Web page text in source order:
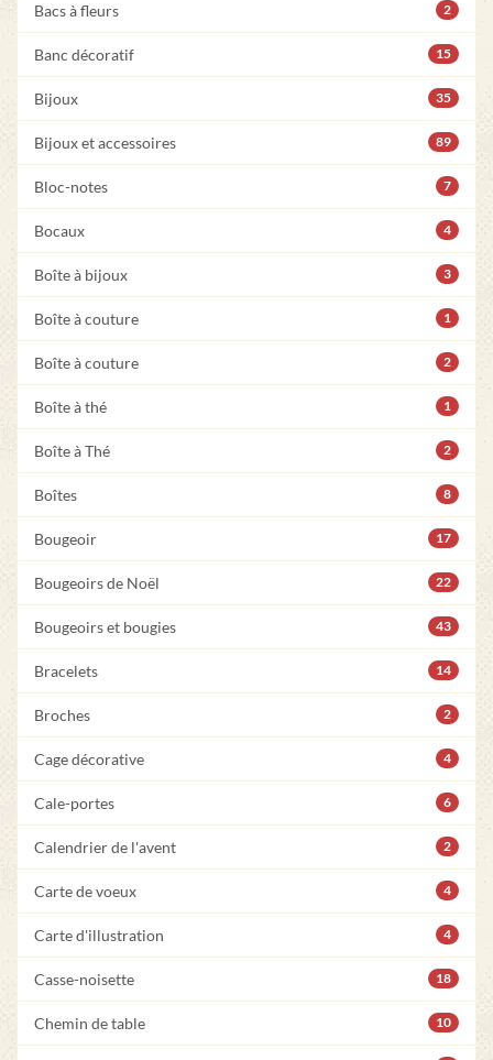
Bacs à fleurs 2
Banc décoratif 15
Bijoux 35
Bijoux et accessoires 89
Bloc-notes 7
Bocaux 4
Boîte à bijoux 3
Boîte à couture 1
Boîte à couture 2
Boîte à thé 1
Boîte à Thé 2
Boîtes 8
Bougeoir 17
Bougeoirs de Noël 22
Bougeoirs et bougies 43
Bracelets 14
Broches 2
Cage décorative 4
Cale-portes 6
Calendrier de l'avent 2
Carte de voeux 4
Carte d'illustration 4
Casse-noisette 18
Chemin de table 10